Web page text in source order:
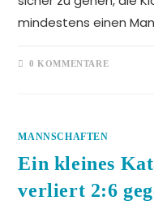
mindestens einen
0 KOMMENTARE
MANNSCHAFTEN
Ein kleines
verliert 2:6